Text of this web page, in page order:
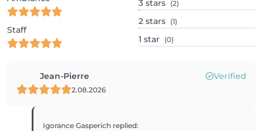
Staff
3 stars (2)
2 stars (1)
1 star (0)
Jean-Pierre Verified
2.08.2026
Igorance Gasperich replied: